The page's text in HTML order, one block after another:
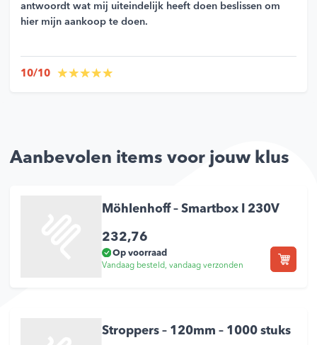
antwoordt wat mij uiteindelijk heeft doen beslissen om
hier mijn aankoop te doen.
10/10
Aanbevolen items voor jouw klus
Möhlenhoff – Smartbox I 230V
232,76
Op voorraad
Vandaag besteld, vandaag verzonden
Stroppers – 120mm – 1000 stuks